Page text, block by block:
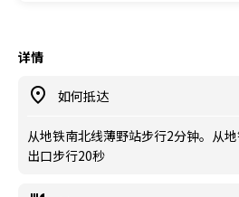
详情
如何抵达
从地铁南北线薄野站步行2分钟。从
出口步行20秒